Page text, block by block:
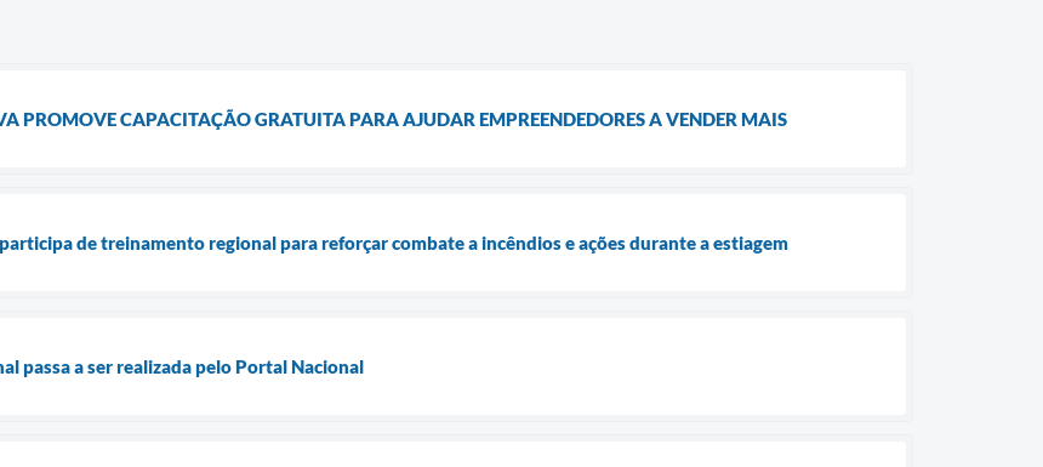
PROMOVE CAPACITAÇÃO GRATUITA PARA AJUDAR EMPREENDEDORES A VENDER MAIS
de treinamento regional para reforçar combate a incêndios e ações durante a estiagem
passa a ser realizada pelo Portal Nacional